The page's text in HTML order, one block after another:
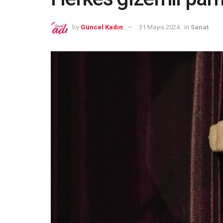
by Güncel Kadın 31 Mayıs 2024 in Sanat